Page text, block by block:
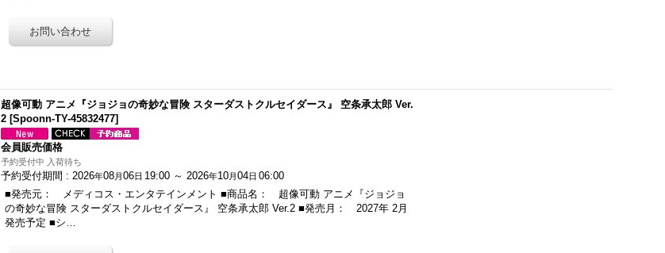
超像可動 アニメ『ジョジョの奇妙な冒険 スターダストクルセイダース』 空条承太郎 Ver.
2 [Spoonn-TY-45832477]
会員販売価格
予約受付中 入荷待ち
予約受付期間 : 2026年08月06日 19:00 ～ 2026年10月04日 06:00
■発売元： メディコス・エンタテインメント ■商品名： 超像可動 アニメ『ジョジョ
の奇妙な冒険 スターダストクルセイダース』 空条承太郎 Ver.2 ■発売月： 2027年 2月
発売予定 ■シ…